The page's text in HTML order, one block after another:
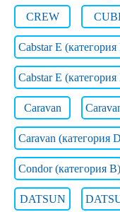
CREW
Cabstar E (категория
Cabstar E
Caravan
Caravan (категория
Condor (категория B)
DATSUN